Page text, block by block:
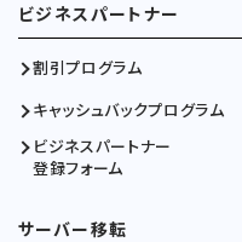
ビジネスパートナー
割引プログラム
キャッシュバックプログラム
ビジネスパートナー
登録フォーム
サーバー移転